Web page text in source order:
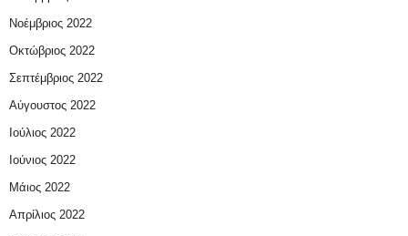
Νοέμβριος 2022
Οκτώβριος 2022
Σεπτέμβριος 2022
Αύγουστος 2022
Ιούλιος 2022
Ιούνιος 2022
Μάιος 2022
Απρίλιος 2022